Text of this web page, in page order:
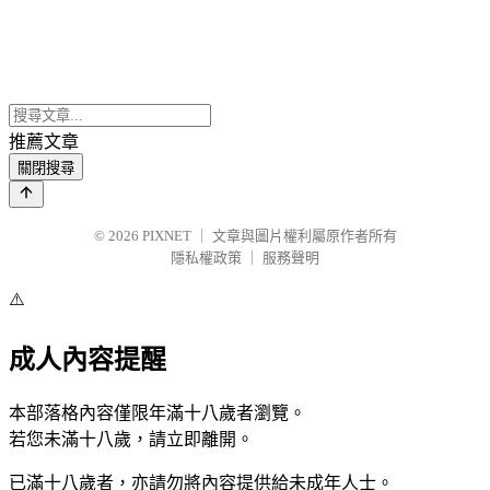
推薦文章
關閉搜尋
© 2026 PIXNET
文章與圖片權利屬原作者所有
隱私權政策
服務聲明
⚠️
成人內容提醒
本部落格內容僅限年滿十八歲者瀏覽。
若您未滿十八歲，請立即離開。
已滿十八歲者，亦請勿將內容提供給未成年人士。